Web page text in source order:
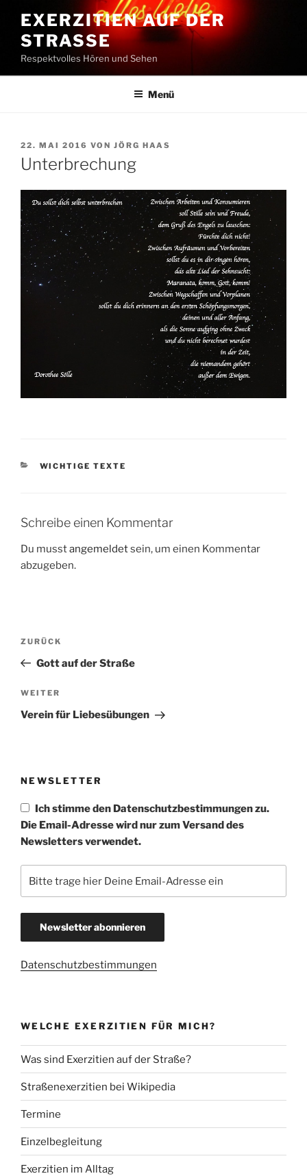
Inhalt
springen
EXERZITIEN AUF DER
STRASSE
Respektvolles Hören und Sehen
Menü
VERÖFFENTLICHT
AM
22. MAI 2016 VON JÖRG HAAS
Unterbrechung
KATEGORIEN
WICHTIGE TEXTE
Schreibe einen Kommentar
Du musstangemeldetsein, um einen Kommentar
abzugeben.
Beitragsnavigation
Vorheriger
Beitrag
ZURÜCK
Gott auf der Straße
Nächster
Beitrag
WEITER
Verein für Liebesübungen
NEWSLETTER
Ich stimme den Datenschutzbestimmungen zu.
Die Email-Adresse wird nur zum Versand des
Newsletters verwendet.
Datenschutzbestimmungen
WELCHE EXERZITIEN FÜR MICH?
Was sind Exerzitien auf der Straße?
Straßenexerzitien bei Wikipedia
Termine
Einzelbegleitung
Exerzitien im Alltag